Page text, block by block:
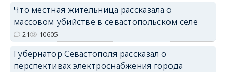
Что местная жительница рассказала о
массовом убийстве в севастопольском селе
21 10605
Губернатор Севастополя рассказал о
перспективах электроснабжения города